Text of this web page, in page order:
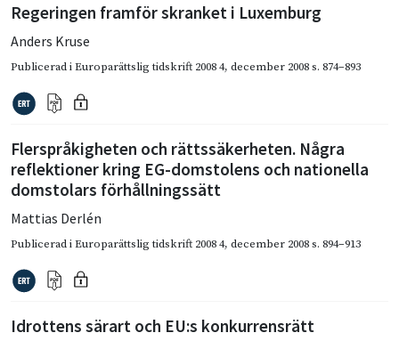
Regeringen framför skranket i Luxemburg
Anders Kruse
Publicerad iEuroparättslig tidskrift 2008 4, december 2008s. 874–893
Flerspråkigheten och rättssäkerheten. Några
reflektioner kring EG-domstolens och nationella
domstolars förhållningssätt
Mattias Derlén
Publicerad iEuroparättslig tidskrift 2008 4, december 2008s. 894–913
Idrottens särart och EU:s konkurrensrätt